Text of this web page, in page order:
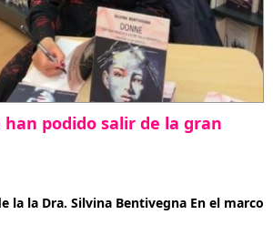
podido salir de la gran
la la Dra. Silvina Bentivegna En el marco